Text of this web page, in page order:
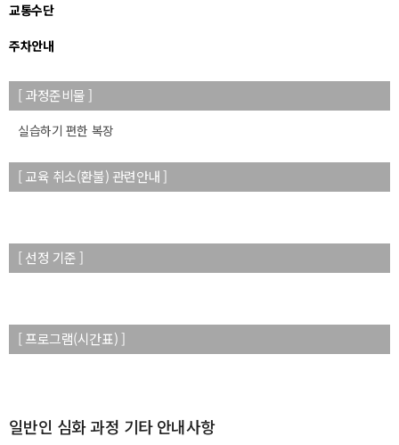
교통수단
주차안내
[ 과정준비물 ]
실습하기 편한 복장
[ 교육 취소(환불) 관련안내 ]
[ 선정 기준 ]
[ 프로그램(시간표) ]
일반인 심화 과정 기타 안내사항